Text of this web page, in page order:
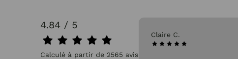
4.84 / 5
Calculé à partir de 2565 avis.
31/07/2026 Claire C.